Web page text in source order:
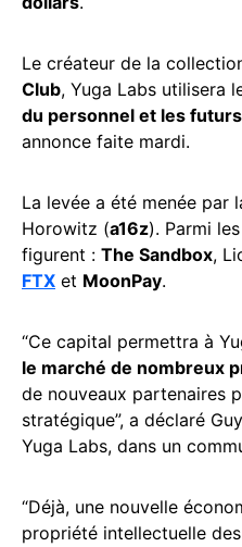
Le créateur de la
Club, Yuga Labs utilisera
du personnel et les
annonce faite mardi.
La levée a été menée par
Horowitz (a16z). Parmi
figurent : The Sandbox,
FTX et MoonPay.
“Ce capital permettra à
le marché de nombreux
de nouveaux partenaires
stratégique”, a déclaré
Yuga Labs, dans un
“Déjà, une nouvelle
propriété intellectuelle des